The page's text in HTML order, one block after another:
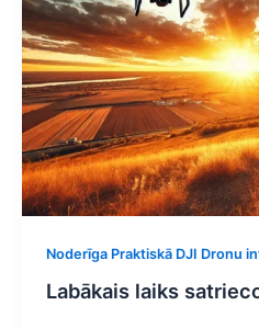
Noderīga Praktiskā DJI Dronu
Labākais laiks